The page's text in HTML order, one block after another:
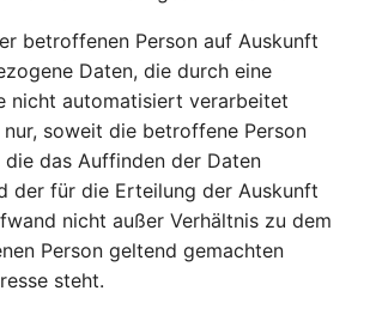
Automatisierte
Entscheidungen im
Einzelfall einschließlich
Profiling
Artikel 23 DSGVO
Beschränkungen
Schutzes
personenbezogener
betroffenen Person
Artikel 35 DSGVO
Datenschutz-
Folgenabschätzung
Artikel 36 DSGVO
Aufgaben des Vorsitzes
Artikel 75 DSGVO
Sekretariat
Artikel 76 DSGVO
Vertraulichkeit
Profilerstellung und
Identifizierung*
§22
§23
betroffenen Person auf Auskunft
Daten, die durch eine
nicht automatisiert verarbeitet
soweit die betroffene Person
das Auffinden der Daten
der für die Erteilung der Auskunft
nicht außer Verhältnis zu dem
Person geltend gemachten
steht.